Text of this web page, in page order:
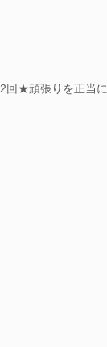
回★頑張りを正当に